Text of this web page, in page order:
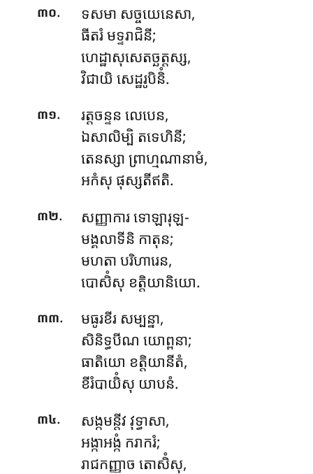
៣០. ទសមា សច្ចយេនេសា,
ធីតរំ មទ្ទរាជិនី;
ហេដ្ឋាសុសេតច្ឆត្តស្ស,
វិជាយិ សេដ្ឋរូបិនិំ.
៣១.
រត្តចន្ទន លេបេន,
ឯសាលិម្បិ តទេហិនី;
តេនស្សា ព្រាហ្មណានាមំ,
អកំសុ ផុស្សតីឥតិ.
៣២.
សញ្ញាការ ទោឡារុឡ-
មង្គលាទីនិ កាតុន;
មហតា បរិហារេន,
បោសិំសុ ខត្តិយានិយោ.
៣៣. មធូរខីរ សម្បន្នា,
សិនិទ្ធបីណ យោព្ពនា;
ធាតិយោ ខត្តិយានីតំ,
ខីរំបាយិំសុ យាបនំ.
៣៤.
សង្កមន្តីវ វុទ្ធាសា,
អង្កាអង្កំ ករាករំ;
រាជកញ្ញាច តោសិំសុ,